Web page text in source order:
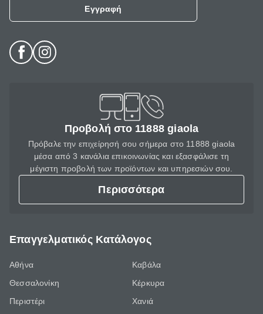
Εγγραφή
Προβολή στο 11888 giaola
Πρόβαλε την επιχείρησή σου σήμερα στο 11888 giaola
μέσα από 3 κανάλια επικοινωνίας και εξασφάλισε τη
μέγιστη προβολή των προϊόντων και υπηρεσιών σου.
Περισσότερα
Επαγγελματικός Κατάλογος
Αθήνα
Θεσσαλονίκη
Περιστέρι
Καβάλα
Κέρκυρα
Χανιά